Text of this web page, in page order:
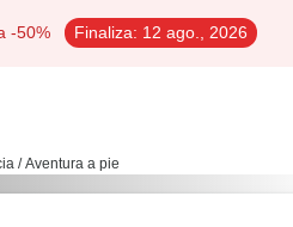
-50% Finaliza: 12 ago., 2026
/ Aventura a pie